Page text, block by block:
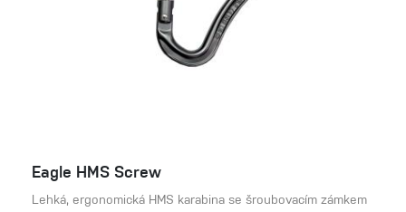
Eagle HMS Screw
Lehká, ergonomická HMS karabina se šroubovacím zámkem